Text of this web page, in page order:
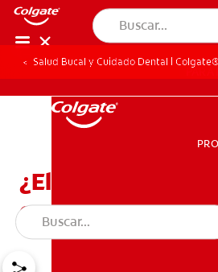
Salud Bucal y Cuidado Dental |
¿El labio leporino
esgenético?